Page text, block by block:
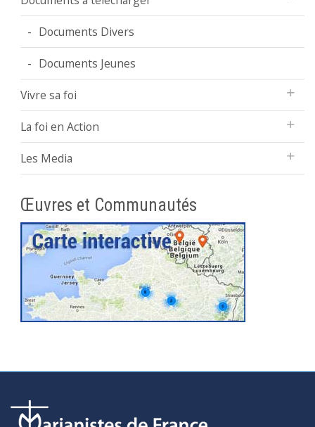
Documents Divers
Documents Jeunes
Vivre sa foi
La foi en Action
Les Media
Œuvres et Communautés